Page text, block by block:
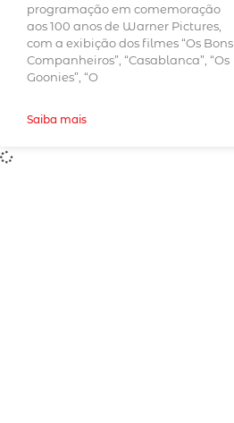
programação em comemoração
aos 100 anos de Warner Pictures,
com a exibição dos filmes “Os Bons
Companheiros”, “Casablanca”, “Os
Goonies”, “O
Saiba mais